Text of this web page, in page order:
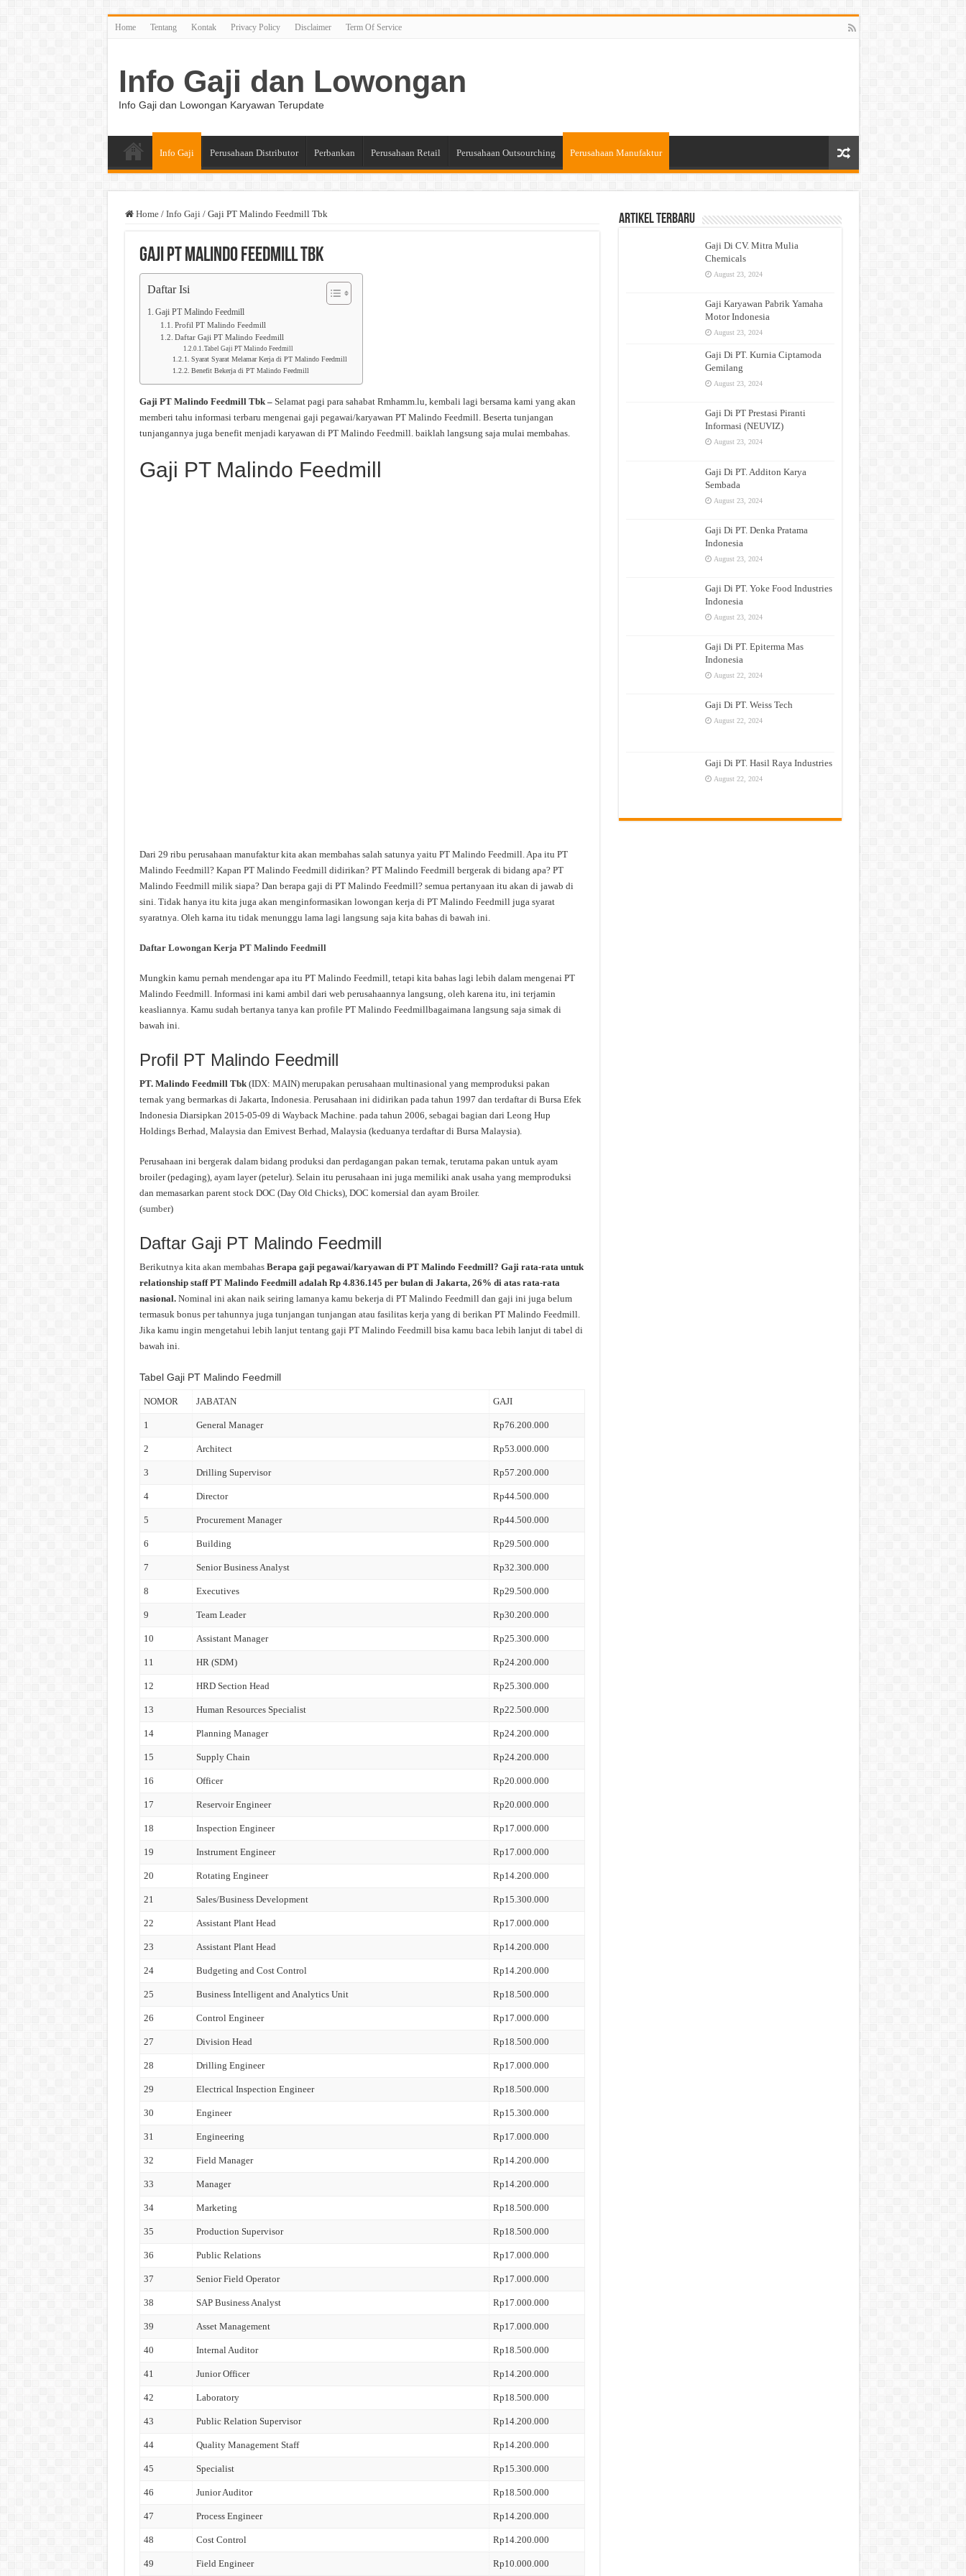
Home Tentang Kontak Privacy Policy Disclaimer Term Of Service
Info Gaji dan Lowongan
Info Gaji dan Lowongan Karyawan Terupdate
Info Gaji Perusahaan Distributor Perbankan Perusahaan Retail Perusahaan Outsourching Perusahaan Manufaktur
Home / Info Gaji / Gaji PT Malindo Feedmill Tbk
Gaji PT Malindo Feedmill Tbk
Daftar Isi
Gaji PT Malindo Feedmill
Profil PT Malindo Feedmill
Daftar Gaji PT Malindo Feedmill
Tabel Gaji PT Malindo Feedmill
Syarat Syarat Melamar Kerja di PT Malindo Feedmill
Benefit Bekerja di PT Malindo Feedmill
Gaji PT Malindo Feedmill Tbk – Selamat pagi para sahabat Rmhamm.lu, kembali lagi bersama kami yang akan
memberi tahu informasi terbaru mengenai gaji pegawai/karyawan PT Malindo Feedmill. Beserta tunjangan
tunjangannya juga benefit menjadi karyawan di PT Malindo Feedmill. baiklah langsung saja mulai membahas.
Gaji PT Malindo Feedmill
Dari 29 ribu perusahaan manufaktur kita akan membahas salah satunya yaitu PT Malindo Feedmill. Apa itu PT
Malindo Feedmill? Kapan PT Malindo Feedmill didirikan? PT Malindo Feedmill bergerak di bidang apa? PT
Malindo Feedmill milik siapa? Dan berapa gaji di PT Malindo Feedmill? semua pertanyaan itu akan di jawab di
sini. Tidak hanya itu kita juga akan menginformasikan lowongan kerja di PT Malindo Feedmill juga syarat
syaratnya. Oleh karna itu tidak menunggu lama lagi langsung saja kita bahas di bawah ini.
Daftar Lowongan Kerja PT Malindo Feedmill
Mungkin kamu pernah mendengar apa itu PT Malindo Feedmill, tetapi kita bahas lagi lebih dalam mengenai PT
Malindo Feedmill. Informasi ini kami ambil dari web perusahaannya langsung, oleh karena itu, ini terjamin
keasliannya. Kamu sudah bertanya tanya kan profile PT Malindo Feedmillbagaimana langsung saja simak di
bawah ini.
Profil PT Malindo Feedmill
PT. Malindo Feedmill Tbk(IDX: MAIN) merupakan perusahaan multinasional yang memproduksi pakan
ternak yang bermarkas di Jakarta, Indonesia. Perusahaan ini didirikan pada tahun 1997 dan terdaftar di Bursa Efek
Indonesia Diarsipkan 2015-05-09 di Wayback Machine. pada tahun 2006, sebagai bagian dari Leong Hup
Holdings Berhad, Malaysia dan Emivest Berhad, Malaysia (keduanya terdaftar di Bursa Malaysia).
Perusahaan ini bergerak dalam bidang produksi dan perdagangan pakan ternak, terutama pakan untuk ayam
broiler (pedaging), ayam layer (petelur). Selain itu perusahaan ini juga memiliki anak usaha yang memproduksi
dan memasarkan parent stock DOC (Day Old Chicks), DOC komersial dan ayam Broiler.
(sumber)
Daftar Gaji PT Malindo Feedmill
Berikutnya kita akan membahas Berapa gaji pegawai/karyawan di PT Malindo Feedmill? Gaji rata-rata untuk
relationship staff PT Malindo Feedmill adalah Rp 4.836.145 per bulan di Jakarta, 26% di atas rata-rata
nasional. Nominal ini akan naik seiring lamanya kamu bekerja di PT Malindo Feedmill dan gaji ini juga belum
termasuk bonus per tahunnya juga tunjangan tunjangan atau fasilitas kerja yang di berikan PT Malindo Feedmill.
Jika kamu ingin mengetahui lebih lanjut tentang gaji PT Malindo Feedmill bisa kamu baca lebih lanjut di tabel di
bawah ini.
Tabel Gaji PT Malindo Feedmill
NOMOR JABATAN GAJI
1 General Manager Rp76.200.000
2 Architect Rp53.000.000
3 Drilling Supervisor Rp57.200.000
4 Director Rp44.500.000
5 Procurement Manager Rp44.500.000
6 Building Rp29.500.000
7 Senior Business Analyst Rp32.300.000
8 Executives Rp29.500.000
9 Team Leader Rp30.200.000
10 Assistant Manager Rp25.300.000
11 HR (SDM) Rp24.200.000
12 HRD Section Head Rp25.300.000
13 Human Resources Specialist Rp22.500.000
14 Planning Manager Rp24.200.000
15 Supply Chain Rp24.200.000
16 Officer Rp20.000.000
17 Reservoir Engineer Rp20.000.000
18 Inspection Engineer Rp17.000.000
19 Instrument Engineer Rp17.000.000
20 Rotating Engineer Rp14.200.000
21 Sales/Business Development Rp15.300.000
22 Assistant Plant Head Rp17.000.000
23 Assistant Plant Head Rp14.200.000
24 Budgeting and Cost Control Rp14.200.000
25 Business Intelligent and Analytics Unit Rp18.500.000
26 Control Engineer Rp17.000.000
27 Division Head Rp18.500.000
28 Drilling Engineer Rp17.000.000
29 Electrical Inspection Engineer Rp18.500.000
30 Engineer Rp15.300.000
31 Engineering Rp17.000.000
32 Field Manager Rp14.200.000
33 Manager Rp14.200.000
34 Marketing Rp18.500.000
35 Production Supervisor Rp18.500.000
36 Public Relations Rp17.000.000
37 Senior Field Operator Rp17.000.000
38 SAP Business Analyst Rp17.000.000
39 Asset Management Rp17.000.000
40 Internal Auditor Rp18.500.000
41 Junior Officer Rp14.200.000
42 Laboratory Rp18.500.000
43 Public Relation Supervisor Rp14.200.000
44 Quality Management Staff Rp14.200.000
45 Specialist Rp15.300.000
46 Junior Auditor Rp18.500.000
47 Process Engineer Rp14.200.000
48 Cost Control Rp14.200.000
49 Field Engineer Rp10.000.000
Artikel Terbaru
Gaji Di CV. Mitra Mulia
Chemicals
August 23, 2024
Gaji Karyawan Pabrik Yamaha
Motor Indonesia
August 23, 2024
Gaji Di PT. Kurnia Ciptamoda
Gemilang
August 23, 2024
Gaji Di PT Prestasi Piranti
Informasi (NEUVIZ)
August 23, 2024
Gaji Di PT. Additon Karya
Sembada
August 23, 2024
Gaji Di PT. Denka Pratama
Indonesia
August 23, 2024
Gaji Di PT. Yoke Food Industries
Indonesia
August 23, 2024
Gaji Di PT. Epiterma Mas
Indonesia
August 22, 2024
Gaji Di PT. Weiss Tech
August 22, 2024
Gaji Di PT. Hasil Raya Industries
August 22, 2024